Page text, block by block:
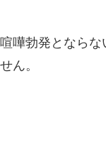
嘩勃発となら
ん。